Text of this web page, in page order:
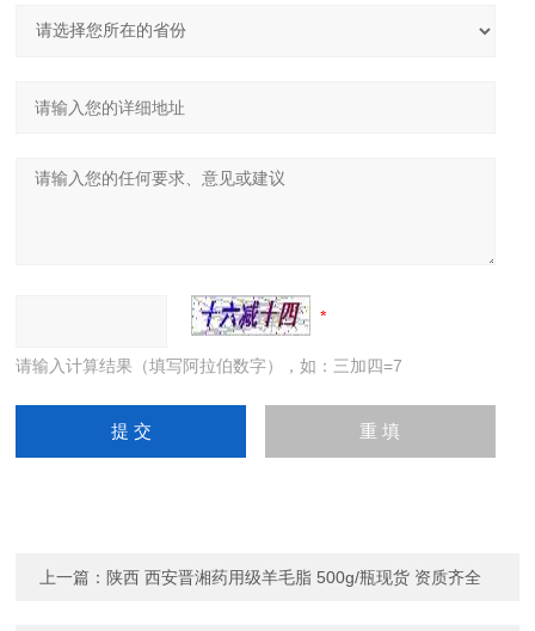
请输入计算结果（填写阿拉伯数字），如：三加四=7
上一篇： 陕西 西安晋湘药用级羊毛脂 500g/瓶现货 资质齐全